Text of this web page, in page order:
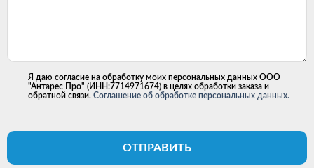
Я даю согласие на обработку моих персональных данных ООО
"Антарес Про" (ИНН:7714971674) в целях обработки заказа и
обратной связи. Соглашение об обработке персональных данных.
ОТПРАВИТЬ